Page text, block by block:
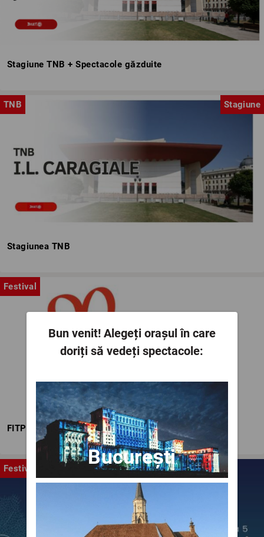
Stagiune TNB + Spectacole găzduite
TNB Stagiune
Stagiunea TNB
Festival
FITPTI
Festival
Bun venit!Alegeți orașul în care
doriți să vedeți spectacole:
București